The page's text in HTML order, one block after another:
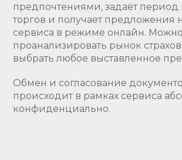
предпочтениями, задаёт
торгов и получает предложения
сервиса в режиме онлайн.
проанализировать рынок
выбрать любое выставленное
Обмен и согласование
происходит в рамках сервиса
конфиденциально.